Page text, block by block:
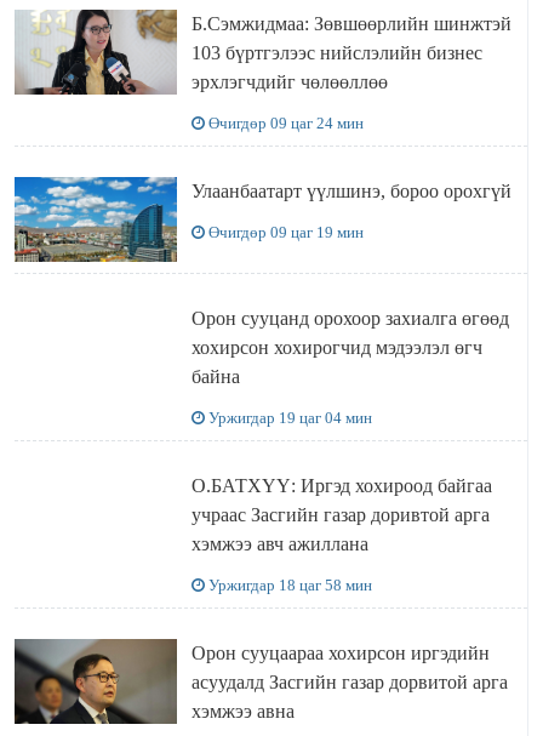
Б.Сэмжидмаа: Зөвшөөрлийн шинжтэй
103 бүртгэлээс нийслэлийн бизнес
эрхлэгчдийг чөлөөллөө
Өчигдөр 09 цаг 24 мин
Улаанбаатарт үүлшинэ, бороо орохгүй
Өчигдөр 09 цаг 19 мин
Орон сууцанд орохоор захиалга өгөөд
хохирсон хохирогчид мэдээлэл өгч
байна
Уржигдар 19 цаг 04 мин
О.БАТХҮҮ: Иргэд хохироод байгаа
учраас Засгийн газар доривтой арга
хэмжээ авч ажиллана
Уржигдар 18 цаг 58 мин
Орон сууцаараа хохирсон иргэдийн
асуудалд Засгийн газар дорвитой арга
хэмжээ авна